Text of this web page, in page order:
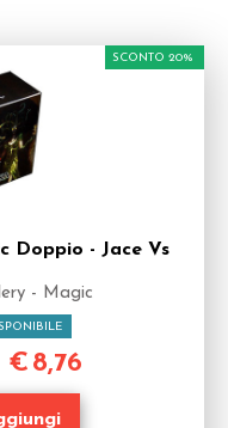
Doppio - Jace Vs
- Magic
SCONTO 20%
€ 8,76